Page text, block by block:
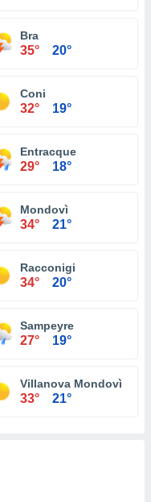
Bra
35° 20°
Coni
32° 19°
Entracque
29° 18°
Mondovì
34° 21°
Racconigi
34° 20°
Sampeyre
27° 19°
Villanova Mondovì
33° 21°